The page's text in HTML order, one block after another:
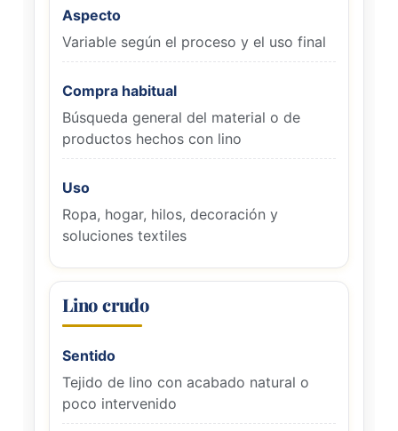
Aspecto
Variable según el proceso y el uso final
Compra habitual
Búsqueda general del material o de
productos hechos con lino
Uso
Ropa, hogar, hilos, decoración y
soluciones textiles
Lino crudo
Sentido
Tejido de lino con acabado natural o
poco intervenido